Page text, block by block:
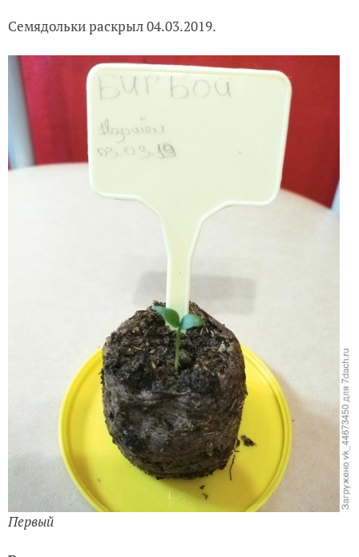
Зарождение жизни
Семядольки раскрыл 04.03.2019.